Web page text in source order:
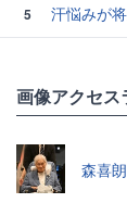
5
汗悩みが
画像アクセス
森喜